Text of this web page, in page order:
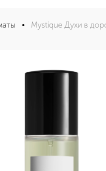
• Mystique Духи в